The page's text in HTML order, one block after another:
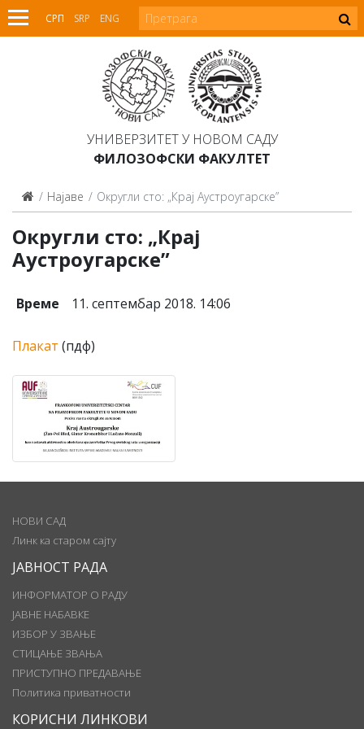
СРП SRP ENG
УНИВЕРЗИТЕТ У НОВОМ САДУ
ФИЛОЗОФСКИ ФАКУЛТЕТ
Најаве Округли сто: „Крај Аустроугарске”
Округли сто: „Крај
Аустроугарске”
Време 11. септембар 2018. 14:06
Плакат (пдф)
НОВИ САД
Линк ка старом сајту
ЈАВНОСТ РАДА
ИНФОРМАТОР О РАДУ
ЈАВНЕ НАБАВКЕ
ИЗБОР У ЗВАЊЕ
СТИЦАЊЕ ЗВАЊА
ПРИСТУПНО ПРЕДАВАЊЕ
Политика приватности
КОРИСНИ ЛИНКОВИ